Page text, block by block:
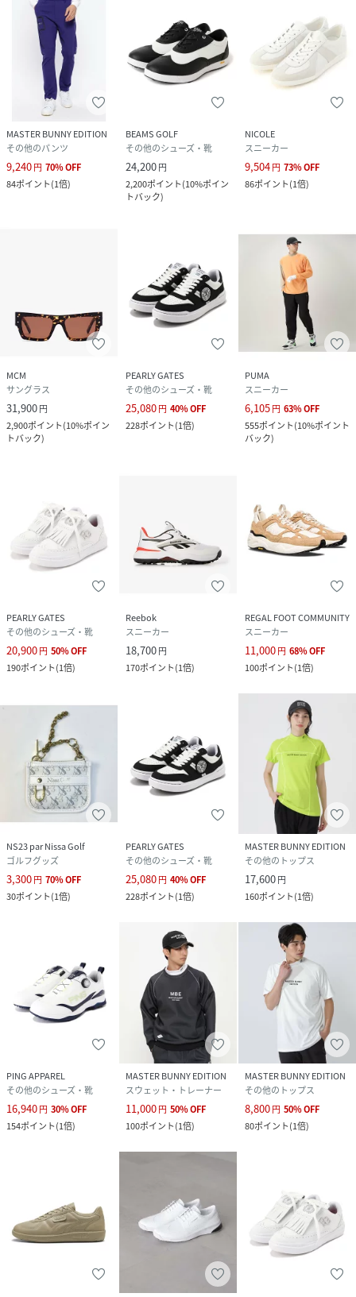
MASTER BUNNY EDITION
その他のパンツ
9,240円 70%OFF
84ポイント(1倍)
BEAMS GOLF
その他のシューズ・靴
24,200円
2,200ポイント(10%ポイン
トバック)
NICOLE
スニーカー
9,504円 73%OFF
86ポイント(1倍)
MCM
サングラス
31,900円
2,900ポイント(10%ポイン
トバック)
PEARLY GATES
その他のシューズ・靴
25,080円 40%OFF
228ポイント(1倍)
PUMA
スニーカー
6,105円 63%OFF
555ポイント(10%ポイント
バック)
PEARLY GATES
その他のシューズ・靴
20,900円 50%OFF
190ポイント(1倍)
Reebok
スニーカー
18,700円
170ポイント(1倍)
REGAL FOOT COMMUNITY
スニーカー
11,000円 68%OFF
100ポイント(1倍)
NS23 par Nissa Golf
ゴルフグッズ
3,300円 70%OFF
30ポイント(1倍)
PEARLY GATES
その他のシューズ・靴
25,080円 40%OFF
228ポイント(1倍)
MASTER BUNNY EDITION
その他のトップス
17,600円
160ポイント(1倍)
PING APPAREL
その他のシューズ・靴
16,940円 30%OFF
154ポイント(1倍)
MASTER BUNNY EDITION
スウェット・トレーナー
11,000円 50%OFF
100ポイント(1倍)
MASTER BUNNY EDITION
その他のトップス
8,800円 50%OFF
80ポイント(1倍)